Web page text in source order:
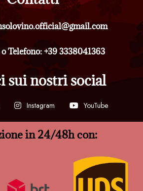
Telefono: +39 3338041363
sui nostri social
Instagram YouTube
in 24/48h con: